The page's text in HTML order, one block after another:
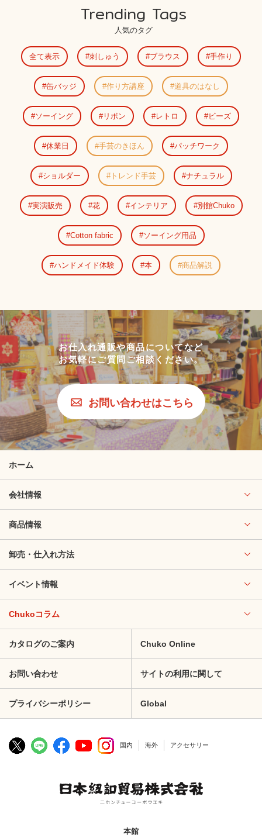
Trending Tags
人気のタグ
全て表示 刺しゅう ブラウス 手作り
缶バッジ 作り方講座 道具のはなし
ソーイング リボン レトロ ビーズ
休業日 手芸のきほん パッチワーク
ショルダー トレンド手芸 ナチュラル
実演販売 花 インテリア 別館Chuko
Cotton fabric ソーイング用品
ハンドメイド体験 本 商品解説
お仕入れ通販や商品についてなど
お気軽にご質問ご相談ください。
お問い合わせはこちら
ホーム
会社情報
商品情報
卸売・仕入れ方法
イベント情報
Chukoコラム
カタログのご案内 Chuko Online
お問い合わせ サイトの利用に関して
プライバシーポリシー Global
国内 海外 アクセサリー
本館